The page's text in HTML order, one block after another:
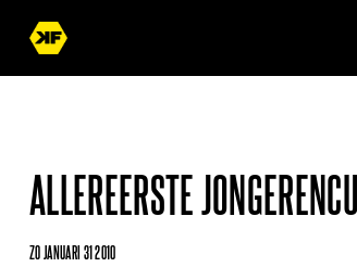
ALLEREERSTE
ZO JANUARI 31 2010